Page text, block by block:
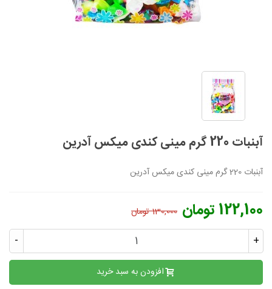
آبنبات 220 گرم مینی کندی میکس آدرین
آبنبات 220 گرم مینی کندی میکس آدرین
122,100 تومان 130,000 تومان
- +
افزودن به سبد خرید